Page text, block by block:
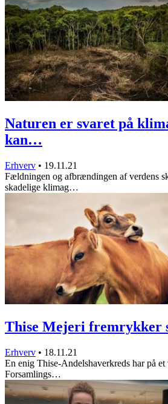
Naturen er svaret på
kan…
Erhverv • 19.11.21
Fældningen og afbrændingen af verdens
skadelige klimag…
Thise Mejeri fremrykker
Erhverv • 18.11.21
En enig Thise-Andelshaverkreds har på
Forsamlings…